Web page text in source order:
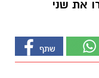
את שני